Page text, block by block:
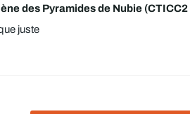
des Pyramides de Nubie
juste